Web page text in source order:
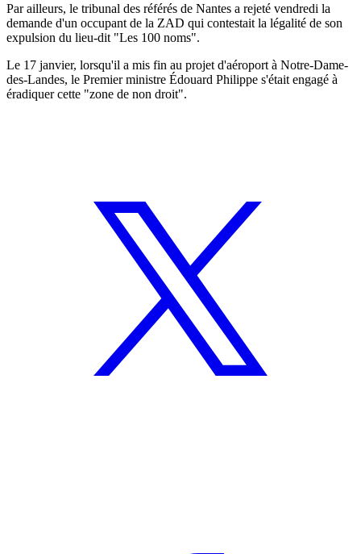
Par ailleurs, le tribunal des référés de Nantes a rejeté vendredi la
demande d'un occupant de la ZAD qui contestait la légalité de son
expulsion du lieu-dit "Les 100 noms".
Le 17 janvier, lorsqu'il a mis fin au projet d'aéroport à Notre-Dame-
des-Landes, le Premier ministre Édouard Philippe s'était engagé à
éradiquer cette "zone de non droit".